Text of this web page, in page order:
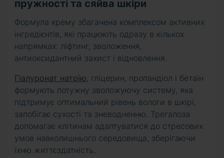
пружності та сяйва шкіри
Формула крему збагачена комплексом активних
інгредієнтів, які працюють одразу в кількох
напрямках: ліфтинг, зволоження,
антиоксидантний захист і відновлення.
Гіалуронат натрію, гліцерин, пропандіол і бетаїн
формують потужну зволожуючу систему, яка
підтримує оптимальний рівень вологи в шкірі,
запобігає сухості та зневодненню. Трегалоза
допомагає клітинам адаптуватися до стресових
умов навколишнього середовища, зберігаючи
їхню життєздатність.